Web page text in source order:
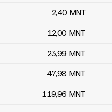
Pesos zu Mongolische
2,40 MNT
12,00 MNT
23,99 MNT
47,98 MNT
119,96 MNT